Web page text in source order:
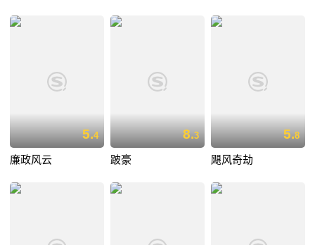
5.4
廉政风云
8.3
跛豪
5.8
飓风奇劫